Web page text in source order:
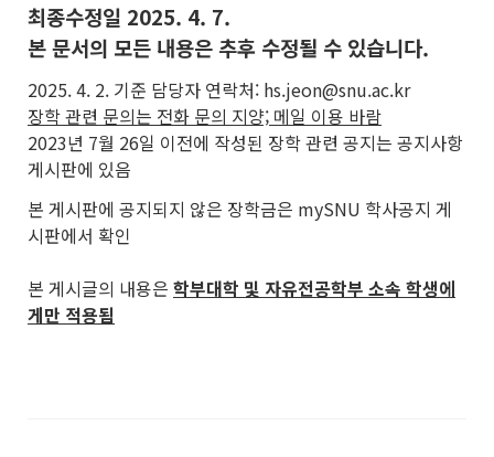
최종수정일 2025. 4. 7.
본 문서의 모든 내용은 추후 수정될 수 있습니다.
2025. 4. 2. 기준 담당자 연락처: hs.jeon@snu.ac.kr
장학 관련 문의는 전화 문의 지양; 메일 이용 바람
2023년 7월 26일 이전에 작성된 장학 관련 공지는 공지사항
게시판에 있음
본 게시판에 공지되지 않은 장학금은 mySNU 학사공지 게
시판에서 확인
본 게시글의 내용은 학부대학 및 자유전공학부 소속 학생에
게만 적용됨